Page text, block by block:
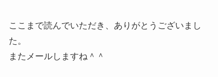
ここまで読んでいただき、ありがとうございまし
た。
またメールしますね＾＾